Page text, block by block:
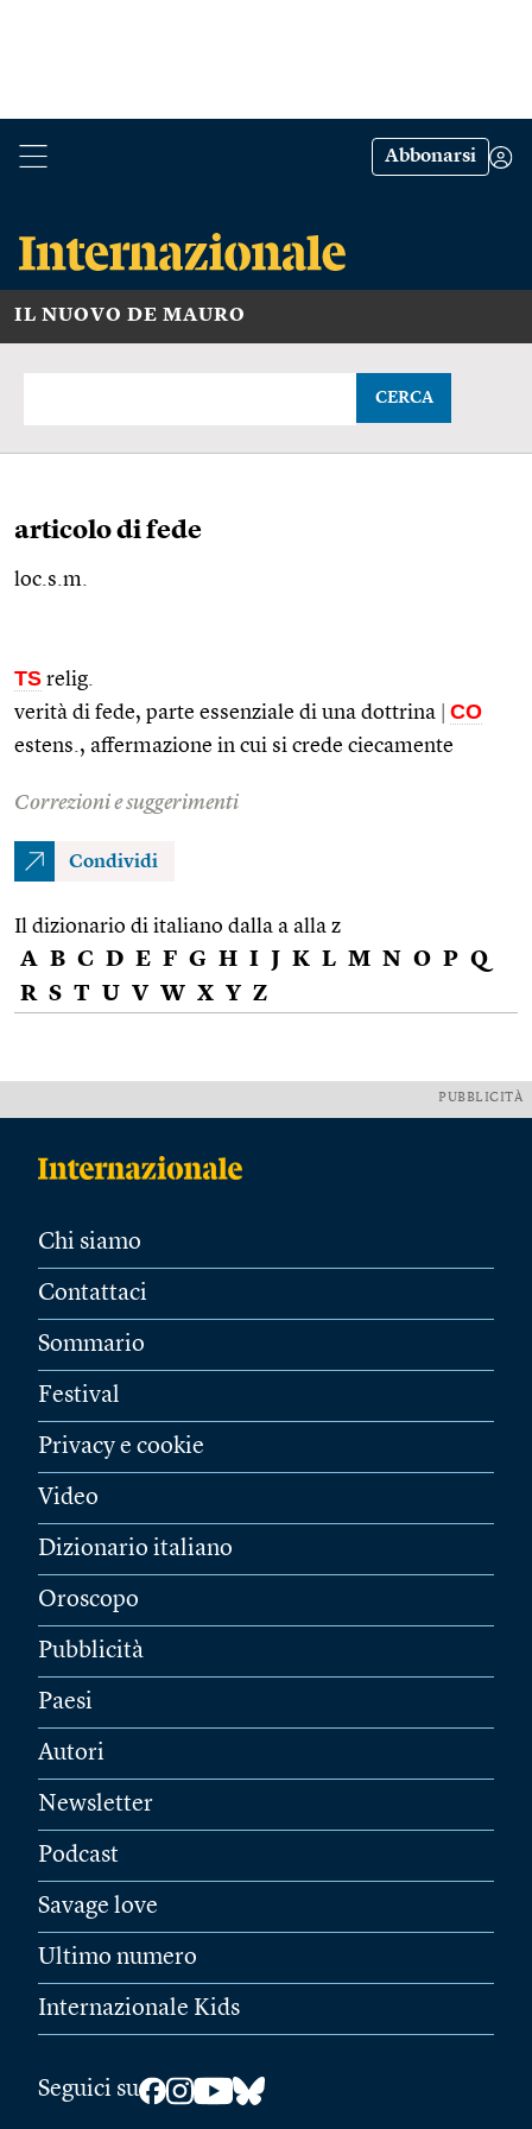
Abbonarsi
IL NUOVO DE MAURO
CERCA
articolo di fede
loc.s.m.
TS relig.
verità di fede, parte essenziale di una dottrina
CO
estens. , affermazione in cui si crede ciecamente
Correzioni e suggerimenti
Condividi
Il dizionario di italiano dalla a alla z
A B C D E F G H I J K L M N O P Q
R S T U V W X Y Z
PUBBLICITÀ
Chi siamo
Contattaci
Sommario
Festival
Privacy e cookie
Video
Dizionario italiano
Oroscopo
Pubblicità
Paesi
Autori
Newsletter
Podcast
Savage love
Ultimo numero
Internazionale Kids
Seguici su